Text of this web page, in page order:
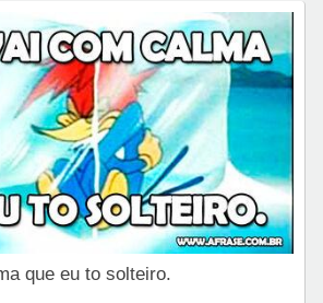
que eu to solteiro.